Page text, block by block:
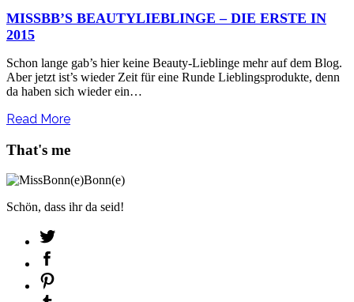
MISSBB’S BEAUTYLIEBLINGE – DIE ERSTE IN
2015
Schon lange gab’s hier keine Beauty-Lieblinge mehr auf dem Blog.
Aber jetzt ist’s wieder Zeit für eine Runde Lieblingsprodukte, denn
da haben sich wieder ein…
Read More
That's me
Schön, dass ihr da seid!